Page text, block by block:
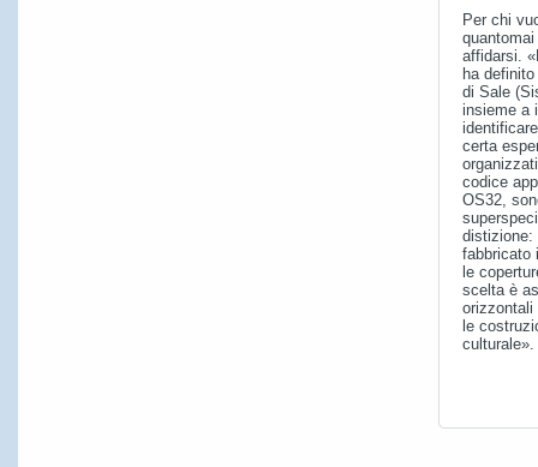
Per chi
affidarsi.
ha
di Sale
insieme a
certa
codice
OS32,
distizione:
fabbricato
le
scelta è
orizzontali
le